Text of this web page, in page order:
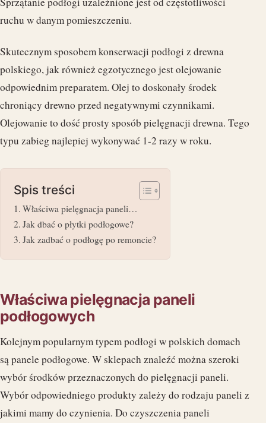
ruchu w danym pomieszczeniu.
Skutecznym sposobem konserwacji podłogi z drewna
polskiego, jak również egzotycznego jest olejowanie
odpowiednim preparatem. Olej to doskonały środek
chroniący drewno przed negatywnymi czynnikami.
Olejowanie to dość prosty sposób pielęgnacji drewna. Tego
typu zabieg najlepiej wykonywać 1-2 razy w roku.
Spis treści
Właściwa pielęgnacja paneli…
Jak dbać o płytki podłogowe?
Jak zadbać o podłogę po remoncie?
Właściwa pielęgnacja paneli
podłogowych
Kolejnym popularnym typem podłogi w polskich domach
są panele podłogowe. W sklepach znaleźć można szeroki
wybór środków przeznaczonych do pielęgnacji paneli.
Wybór odpowiedniego produkty zależy do rodzaju paneli z
jakimi mamy do czynienia. Do czyszczenia paneli